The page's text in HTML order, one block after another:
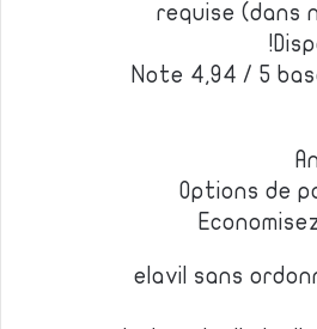
requise (dans
Note 4,94 / 5
Options de
elavil sans